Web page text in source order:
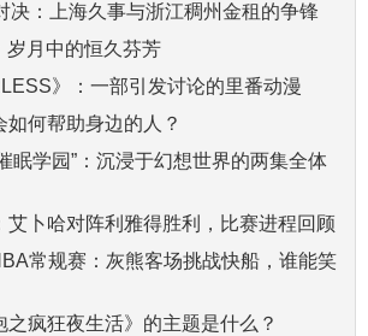
决：上海久事与浙江稠州金租的争锋
岁月中的恒久芬芳
》：一部引发讨论的里番动漫
何帮助身边的人？
眠学园”：沉浸于幻想世界的两集全体
艾卜哈对阵利雅得胜利，比赛进程回顾
常规赛：灰熊客场挑战快船，谁能笑
疯狂夜生活》的主题是什么？